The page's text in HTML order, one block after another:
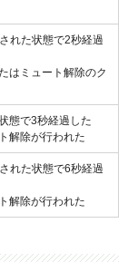
れた状態で2秒経過
はミュート解除のク
態で3秒経過した
解除が行われた
れた状態で6秒経過
解除が行われた